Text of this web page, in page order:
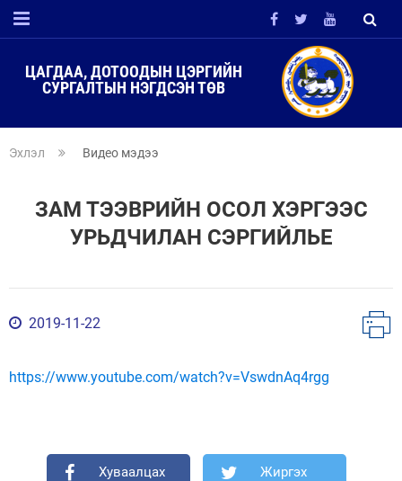
ЦАГДАА, ДОТООДЫН ЦЭРГИЙН
СУРГАЛТЫН НЭГДСЭН ТӨВ
Эхлэл Видео мэдээ
ЗАМ ТЭЭВРИЙН ОСОЛ ХЭРГЭЭС
УРЬДЧИЛАН СЭРГИЙЛЬЕ
2019-11-22
https://www.youtube.com/watch?v=VswdnAq4rgg
Хуваалцах Жиргэх